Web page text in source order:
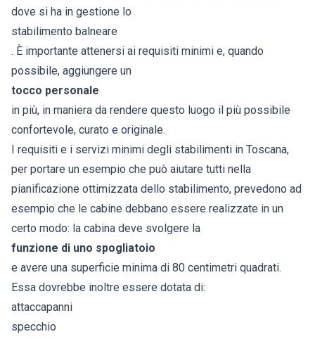
dove si ha in gestione lo
stabilimento balneare
. È importante attenersi ai requisiti minimi e, quando
possibile, aggiungere un
tocco personale
in più, in maniera da rendere questo luogo il più possibile
confortevole, curato e originale.
I requisiti e i servizi minimi degli stabilimenti in Toscana,
per portare un esempio che può aiutare tutti nella
pianificazione ottimizzata dello stabilimento, prevedono ad
esempio che le cabine debbano essere realizzate in un
certo modo: la cabina deve svolgere la
funzione di uno spogliatoio
e avere una superficie minima di 80 centimetri quadrati.
Essa dovrebbe inoltre essere dotata di:
attaccapanni
specchio